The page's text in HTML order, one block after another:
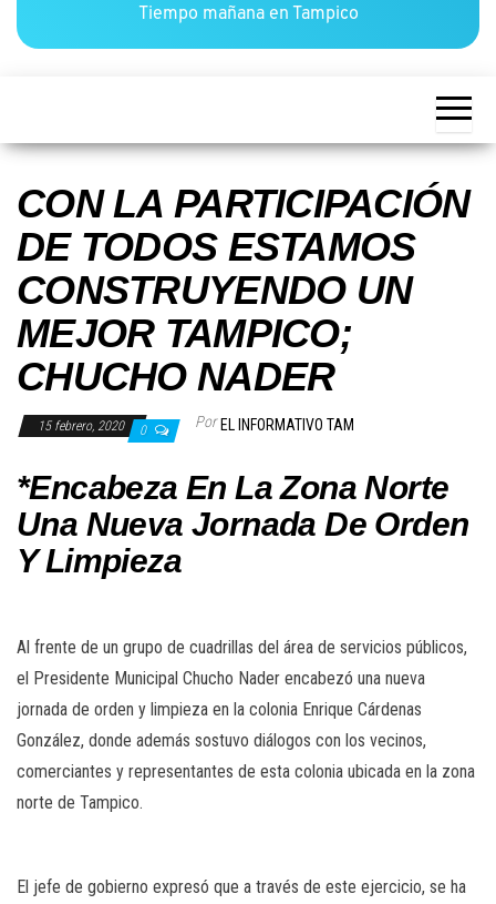
Tiempo mañana en Tampico
CON LA PARTICIPACIÓN
DE TODOS ESTAMOS
CONSTRUYENDO UN
MEJOR TAMPICO;
CHUCHO NADER
15 febrero, 2020 0 Por EL INFORMATIVO TAM
*Encabeza En La Zona Norte
Una Nueva Jornada De Orden
Y Limpieza
Al frente de un grupo de cuadrillas del área de servicios públicos,
el Presidente Municipal Chucho Nader encabezó una nueva
jornada de orden y limpieza en la colonia Enrique Cárdenas
González, donde además sostuvo diálogos con los vecinos,
comerciantes y representantes de esta colonia ubicada en la zona
norte de Tampico.
El jefe de gobierno expresó que a través de este ejercicio, se ha